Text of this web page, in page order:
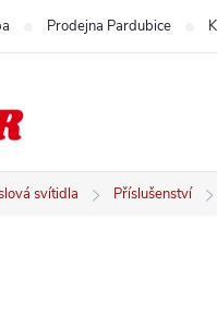
Prodejna Pardubice
svítidla Příslušenství